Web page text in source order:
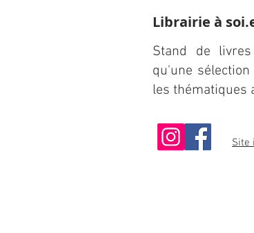
Librairie à
Stand de
qu'une
les thématiques
Site